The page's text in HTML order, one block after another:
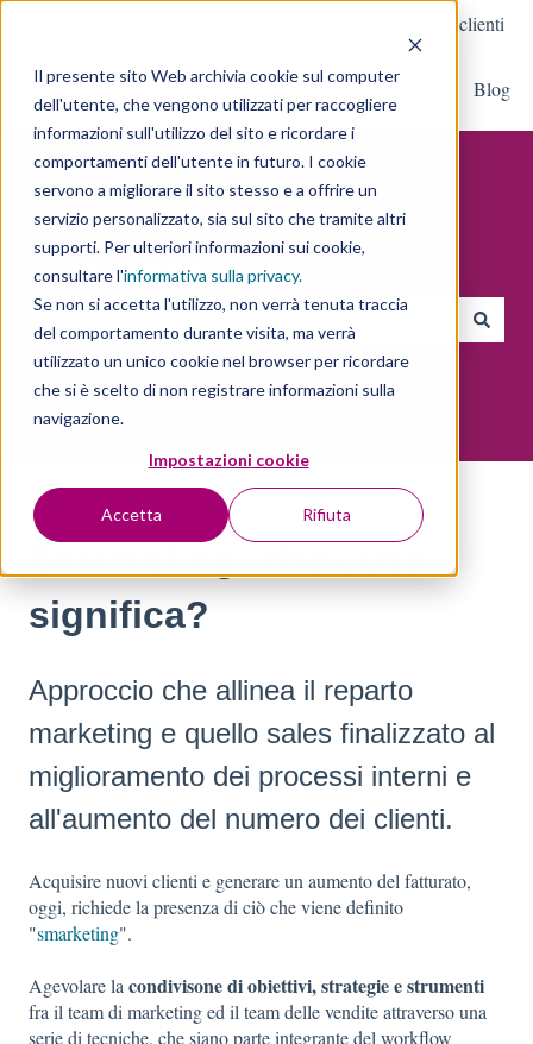
Il presente sito Web archivia cookie sul computer
dell'utente, che vengono utilizzati per raccogliere
informazioni sull'utilizzo del sito e ricordare i
comportamenti dell'utente in futuro. I cookie
servono a migliorare il sito stesso e a offrire un
servizio personalizzato, sia sul sito che tramite altri
supporti. Per ulteriori informazioni sui cookie,
consultare l'informativa sulla privacy.
Se non si accetta l'utilizzo, non verrà tenuta traccia
del comportamento durante visita, ma verrà
utilizzato un unico cookie nel browser per ricordare
che si è scelto di non registrare informazioni sulla
navigazione.
Impostazioni cookie
Accetta Rifiuta
Portale clienti
DMEP Portfolio Servizi Mostra sottomenu per Servizi
Contattaci Blog
Cosa ti interessa?
Non sono presenti suggerimenti perché il campo di ricerca è
Supporto Inbound Marketing: Glossario
significa?
Approccio che allinea il reparto
marketing e quello sales finalizzato al
miglioramento dei processi interni e
all'aumento del numero dei clienti.
Acquisire nuovi clienti e generare un aumento del fatturato,
oggi, richiede la presenza di ciò che viene definito
"smarketing".
Agevolare la condivisone di obiettivi, strategie e strumenti
fra il team di marketing ed il team delle vendite attraverso una
serie di tecniche, che siano parte integrante del workflow